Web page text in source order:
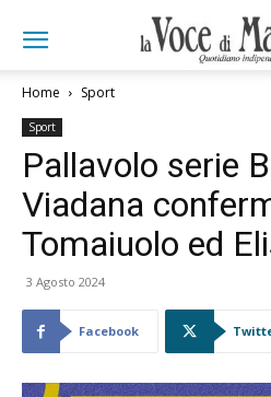
Home Sport
Sport
Pallavolo serie
Viadana
Tomaiuolo ed
3 Agosto 2024
Facebook